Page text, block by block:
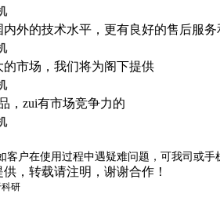
内外的技术水平，更有良好的售后服
的市场，我们将为阁下提供
，zui有市场竞争力的
客户在使用过程中遇疑难问题，可我司 或手
，转载请注明，谢谢合作！
研